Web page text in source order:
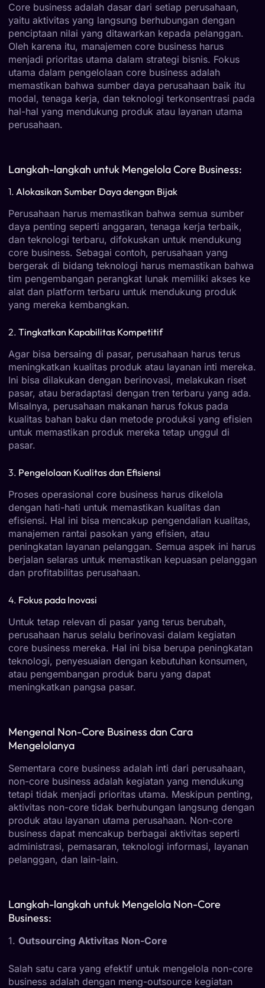
Core business adalah dasar dari setiap perusahaan,
yaitu aktivitas yang langsung berhubungan dengan
penciptaan nilai yang ditawarkan kepada pelanggan.
Oleh karena itu, manajemen core business harus
menjadi prioritas utama dalam strategi bisnis. Fokus
utama dalam pengelolaan core business adalah
memastikan bahwa sumber daya perusahaan baik itu
modal, tenaga kerja, dan teknologi terkonsentrasi pada
hal-hal yang mendukung produk atau layanan utama
perusahaan.
Langkah-langkah untuk Mengelola Core Business:
1. Alokasikan Sumber Daya dengan Bijak
Perusahaan harus memastikan bahwa semua sumber
daya penting seperti anggaran, tenaga kerja terbaik,
dan teknologi terbaru, difokuskan untuk mendukung
core business. Sebagai contoh, perusahaan yang
bergerak di bidang teknologi harus memastikan bahwa
tim pengembangan perangkat lunak memiliki akses ke
alat dan platform terbaru untuk mendukung produk
yang mereka kembangkan.
2. Tingkatkan Kapabilitas Kompetitif
Agar bisa bersaing di pasar, perusahaan harus terus
meningkatkan kualitas produk atau layanan inti mereka.
Ini bisa dilakukan dengan berinovasi, melakukan riset
pasar, atau beradaptasi dengan tren terbaru yang ada.
Misalnya, perusahaan makanan harus fokus pada
kualitas bahan baku dan metode produksi yang efisien
untuk memastikan produk mereka tetap unggul di
pasar.
3. Pengelolaan Kualitas dan Efisiensi
Proses operasional core business harus dikelola
dengan hati-hati untuk memastikan kualitas dan
efisiensi. Hal ini bisa mencakup pengendalian kualitas,
manajemen rantai pasokan yang efisien, atau
peningkatan layanan pelanggan. Semua aspek ini harus
berjalan selaras untuk memastikan kepuasan pelanggan
dan profitabilitas perusahaan.
4. Fokus pada Inovasi
Untuk tetap relevan di pasar yang terus berubah,
perusahaan harus selalu berinovasi dalam kegiatan
core business mereka. Hal ini bisa berupa peningkatan
teknologi, penyesuaian dengan kebutuhan konsumen,
atau pengembangan produk baru yang dapat
meningkatkan pangsa pasar.
Mengenal Non-Core Business dan Cara
Mengelolanya
Sementara core business adalah inti dari perusahaan,
non-core business adalah kegiatan yang mendukung
tetapi tidak menjadi prioritas utama. Meskipun penting,
aktivitas non-core tidak berhubungan langsung dengan
produk atau layanan utama perusahaan. Non-core
business dapat mencakup berbagai aktivitas seperti
administrasi, pemasaran, teknologi informasi, layanan
pelanggan, dan lain-lain.
Langkah-langkah untuk Mengelola Non-Core
Business:
1. Outsourcing Aktivitas Non-Core
Salah satu cara yang efektif untuk mengelola non-core
business adalah dengan meng-outsource kegiatan